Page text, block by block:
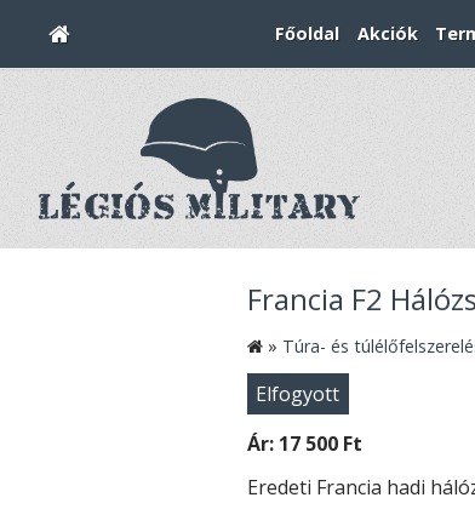
Főoldal Akciók
Francia F2
» Túra- és
Elfogyott
Ár: 17 500 Ft
Eredeti Francia hadi